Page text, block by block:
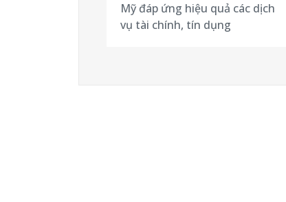
Mỹ đáp ứng hiệu quả các dịch
vụ tài chính, tín dụng